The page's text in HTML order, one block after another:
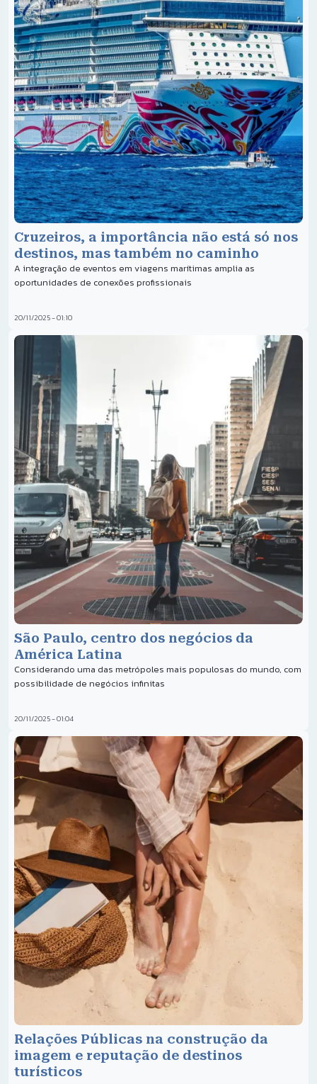
Cruzeiros, a importância não está só nos
destinos, mas também no caminho
A integração de eventos em viagens marítimas amplia as
oportunidades de conexões profissionais
20/11/2025 - 01:10
São Paulo, centro dos negócios da
América Latina
Considerando uma das metrópoles mais populosas do mundo, com
possibilidade de negócios infinitas
20/11/2025 - 01:04
Relações Públicas na construção da
imagem e reputação de destinos
turísticos